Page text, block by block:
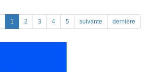
1 2 3 4 5 suivante dernière